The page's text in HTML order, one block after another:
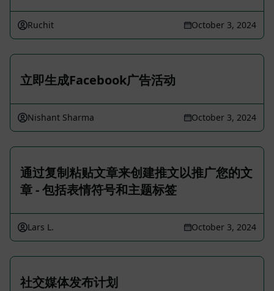
Ruchit October 3, 2024
立即生成Facebook广告活动
Nishant Sharma October 3, 2024
通过复制粘贴文章来创建推文以推广您的文
章 - 包括表情符号和主题标签
Lars L. October 3, 2024
社交媒体发布计划